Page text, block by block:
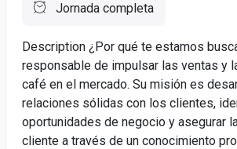
Jornada completa
Description ¿Por qué te estamos
responsable de impulsar las ventas y
café en el mercado. Su misión es
relaciones sólidas con los clientes,
oportunidades de negocio y asegurar
cliente a través de un conocimiento